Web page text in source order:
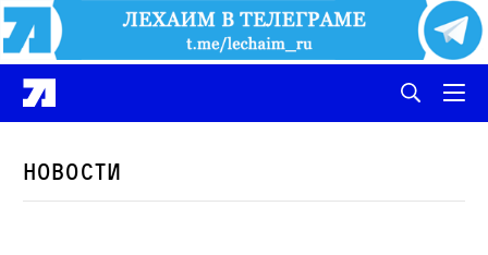
Новости